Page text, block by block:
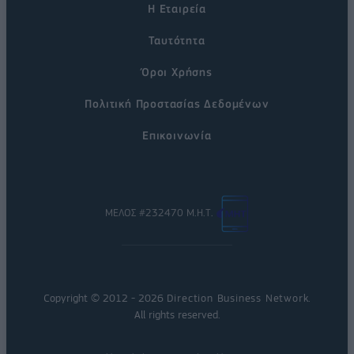
Η Εταιρεία
Ταυτότητα
Όροι Χρήσης
Πολιτική Προστασίας Δεδομένων
Επικοινωνία
ΜΕΛΟΣ #232470 Μ.Η.Τ.
Copyright © 2012 - 2026 Direction Business Network
All rights reserved.